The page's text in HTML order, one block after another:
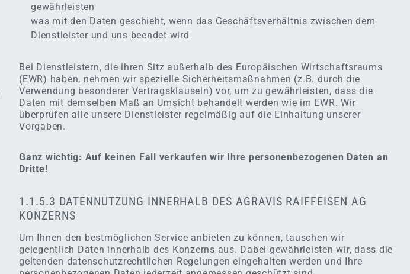
gewährleisten
was mit den Daten geschieht, wenn das Geschäftsverhältnis zwischen dem
Dienstleister und uns beendet wird
Bei Dienstleistern, die ihren Sitz außerhalb des Europäischen Wirtschaftsraums
(EWR) haben, nehmen wir spezielle Sicherheitsmaßnahmen (z.B. durch die
Verwendung besonderer Vertragsklauseln) vor, um zu gewährleisten, dass die
Daten mit demselben Maß an Umsicht behandelt werden wie im EWR. Wir
überprüfen alle unsere Dienstleister regelmäßig auf die Einhaltung unserer
Vorgaben.
Ganz wichtig: Auf keinen Fall verkaufen wir Ihre personenbezogenen Daten an
Dritte!
1.1.5.3 DATENNUTZUNG INNERHALB DES AGRAVIS RAIFFEISEN AG
KONZERNS
Um Ihnen den bestmöglichen Service anbieten zu können, tauschen wir
gelegentlich Daten innerhalb des Konzerns aus. Dabei gewährleisten wir, dass die
geltenden datenschutzrechtlichen Regelungen eingehalten werden und Ihre